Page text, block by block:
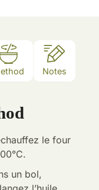
Notes
le four
un bol,